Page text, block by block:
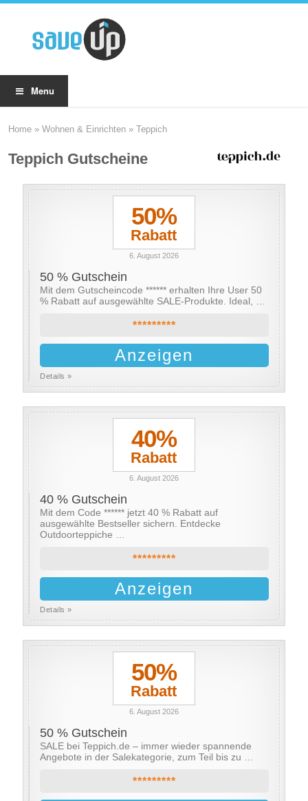
Menu
Home »Wohnen & Einrichten »Teppich
Teppich Gutscheine
50%
Rabatt
6. August 2026
50 % Gutschein
Mit dem Gutscheincode ****** erhalten Ihre User 50
% Rabatt auf ausgewählte SALE-Produkte. Ideal, …
*********
Anzeigen
Details »
40%
Rabatt
6. August 2026
40 % Gutschein
Mit dem Code ****** jetzt 40 % Rabatt auf
ausgewählte Bestseller sichern. Entdecke
Outdoorteppiche …
*********
Anzeigen
Details »
50%
Rabatt
6. August 2026
50 % Gutschein
SALE bei Teppich.de – immer wieder spannende
Angebote in der Salekategorie, zum Teil bis zu …
*********